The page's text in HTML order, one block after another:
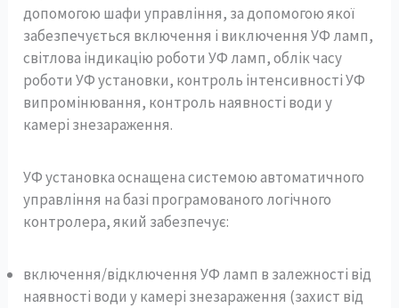
допомогою шафи управління, за допомогою якої
забезпечується включення і виключення УФ ламп,
світлова індикацію роботи УФ ламп, облік часу
роботи УФ установки, контроль інтенсивності УФ
випромінювання, контроль наявності води у
камері знезараження.
УФ установка оснащена системою автоматичного
управління на базі програмованого логічного
контролера, який забезпечує:
включення/відключення УФ ламп в залежності від
наявності води у камері знезараження (захист від